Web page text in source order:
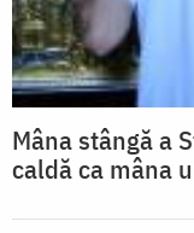
Mâna stângă a
caldă ca mâna